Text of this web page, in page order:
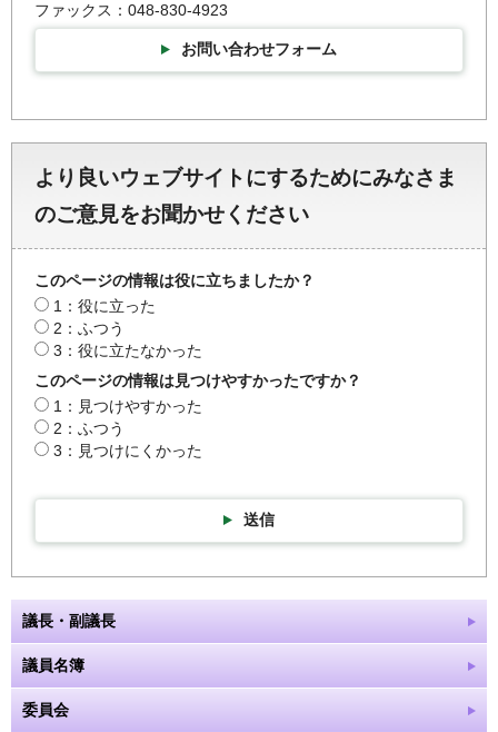
ファックス：048-830-4923
お問い合わせフォーム
より良いウェブサイトにするためにみなさま
のご意見をお聞かせください
このページの情報は役に立ちましたか？
1：役に立った
2：ふつう
3：役に立たなかった
このページの情報は見つけやすかったですか？
1：見つけやすかった
2：ふつう
3：見つけにくかった
送信
議長・副議長
議員名簿
委員会